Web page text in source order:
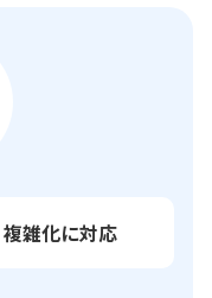
雑化に対応